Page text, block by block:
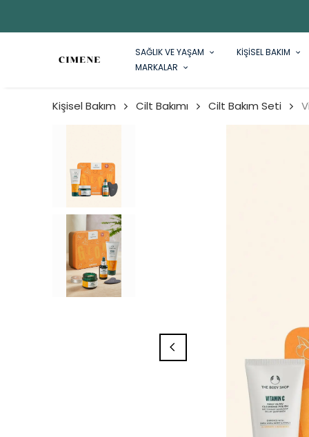
SAĞLIK VE YAŞAM KİŞİSEL BAKIM
MARKALAR
Kişisel Bakım Cilt Bakımı Cilt Bakım Seti